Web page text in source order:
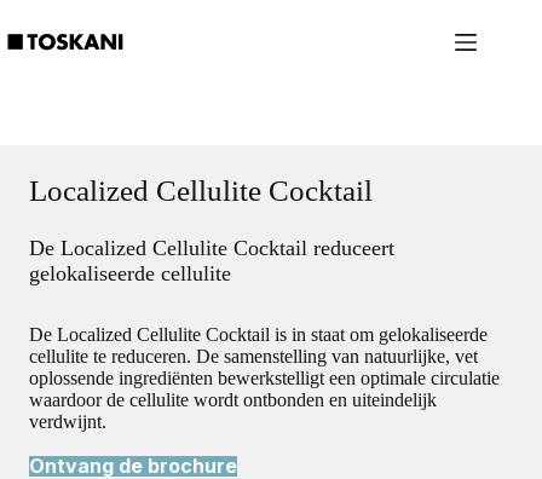
naar
de
Localized Cellulite Cocktail
De Localized Cellulite Cocktail reduceert
gelokaliseerde cellulite
De Localized Cellulite Cocktail is in staat om gelokaliseerde
cellulite te reduceren. De samenstelling van natuurlijke, vet
oplossende ingrediënten bewerkstelligt een optimale circulatie
waardoor de cellulite wordt ontbonden en uiteindelijk
verdwijnt.
Ontvang de brochure